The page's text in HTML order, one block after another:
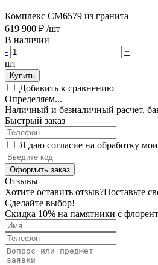
Комплекс CM6579 из гранита
619 900 ₽ /шт
В наличии
-
+
шт
Купить
Добавить к сравнению
Определяем...
Наличный и безналичный расчет,
Быстрый заказ
Я даю согласие на обработку
Оформить заказ
Отзывы
Хотите оставить отзыв?Поставьте
Сделайте выбор!
Скидка 10% на памятники с